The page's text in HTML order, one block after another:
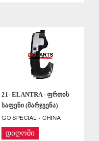
21- ELANTRA - ფრთის
საფენი (მარჯვენა)
GO SPECIAL - CHINA
დიღომი